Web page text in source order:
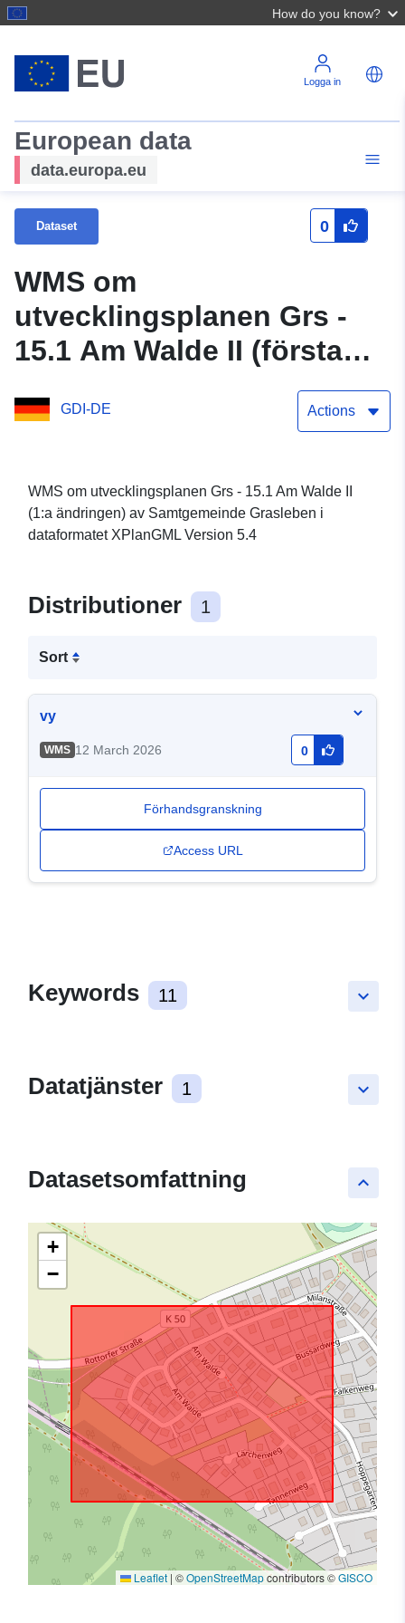
How do you know?
Logga in
European data
data.europa.eu
Dataset 0
WMS om
utvecklingsplanen Grs -
15.1 Am Walde II (första
Samtgemeinde Grasleben
GDI-DE Actions
WMS om utvecklingsplanen Grs - 15.1 Am Walde II
(1:a ändringen) av Samtgemeinde Grasleben i
dataformatet XPlanGML Version 5.4
Distributioner 1
Sort
vy
WMS 12 March 2026 0
Förhandsgranskning
Access URL
keyboard_arrow_down
Keywords 11
keyboard_arrow_down
Datatjänster 1
keyboard_arrow_up
Datasetsomfattning
+
−
Leaflet | ©OpenStreetMapcontributors ©GISCO